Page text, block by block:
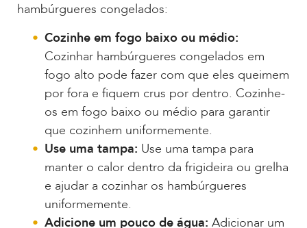
hambúrgueres congelados:
Cozinhe em fogo baixo ou médio:
Cozinhar hambúrgueres congelados em
fogo alto pode fazer com que eles queimem
por fora e fiquem crus por dentro. Cozinhe-
os em fogo baixo ou médio para garantir
que cozinhem uniformemente.
Use uma tampa: Use uma tampa para
manter o calor dentro da frigideira ou grelha
e ajudar a cozinhar os hambúrgueres
uniformemente.
Adicione um pouco de água: Adicionar um